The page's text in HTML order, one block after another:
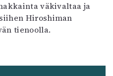
väkivaltaa ja
Hiroshiman
tienoolla.